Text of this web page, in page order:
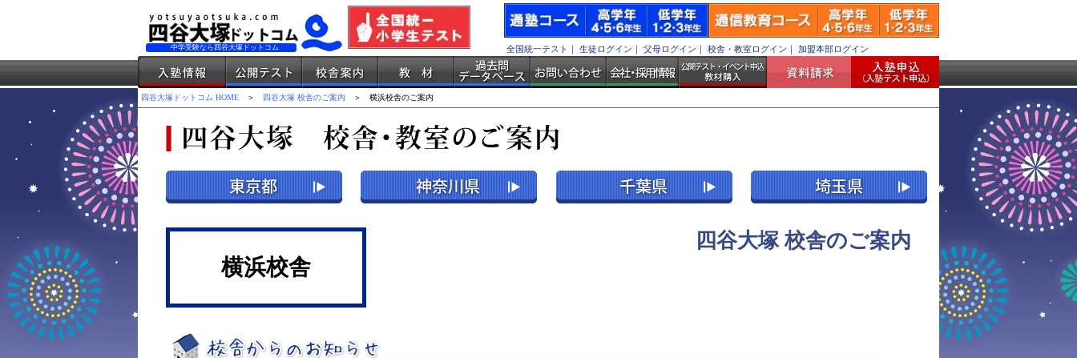
中学受験なら四谷大塚ドットコム 全国統一テスト ｜ 生徒ログイン ｜ 父母ログイン ｜ 校舎・教室ログイン ｜ 加盟本部ログイン
四谷大塚ドットコム HOME ＞ 四谷大塚 校舎のご案内 ＞ 横浜校舎のご案内
四谷大塚 校舎のご案内
横浜校舎